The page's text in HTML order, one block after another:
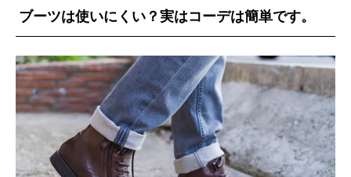
ブーツは使いにくい？実はコーデは簡単です。